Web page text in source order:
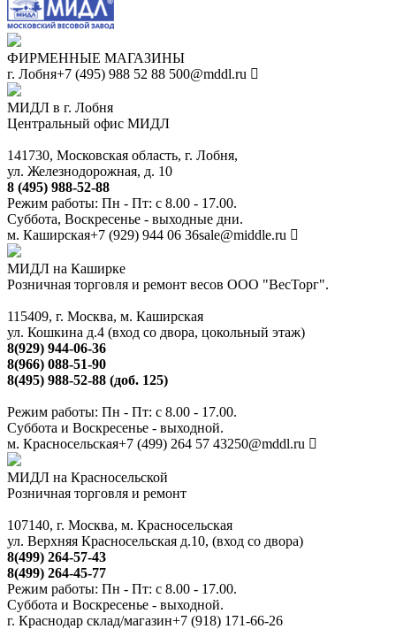
ФИРМЕННЫЕ МАГАЗИНЫ
г. Лобня+7 (495) 988 52 88 500@mddl.ru
МИДЛ в г. Лобня
Центральный офис МИДЛ
141730, Московская область, г. Лобня,
ул. Железнодорожная, д. 10
8 (495) 988-52-88
Режим работы: Пн - Пт: с 8.00 - 17.00.
Суббота, Воскресенье - выходные дни.
м. Каширская+7 (929) 944 06 36sale@middle.ru
МИДЛ на Каширке
Розничная торговля и ремонт весов ООО "ВесТорг".
115409, г. Москва, м. Каширская
ул. Кошкина д.4 (вход со двора, цокольный этаж)
8(929) 944-06-36
8(966) 088-51-90
8(495) 988-52-88 (доб. 125)
Режим работы: Пн - Пт: с 8.00 - 17.00.
Суббота и Воскресенье - выходной.
м. Красносельская+7 (499) 264 57 43250@mddl.ru
МИДЛ на Красносельской
Розничная торговля и ремонт
107140, г. Москва, м. Красносельская
ул. Верхняя Красносельская д.10, (вход со двора)
8(499) 264-57-43
8(499) 264-45-77
Режим работы: Пн - Пт: с 8.00 - 17.00.
Суббота и Воскресенье - выходной.
г. Краснодар склад/магазин+7 (918) 171-66-26